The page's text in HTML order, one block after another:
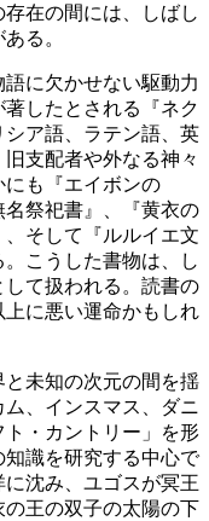
在の間には、しばし
る。
に欠かせない駆動力
したとされる『ネク
ア語、ラテン語、英
支配者や外なる神々
にも『エイボンの
祭祀書』、『黄衣の
そして『ルルイエ文
こうした書物は、し
て扱われる。読書の
に悪い運命かもしれ
未知の次元の間を揺
、インスマス、ダニ
・カントリー」を形
識を研究する中心で
沈み、ユゴスが冥王
王の双子の太陽の下